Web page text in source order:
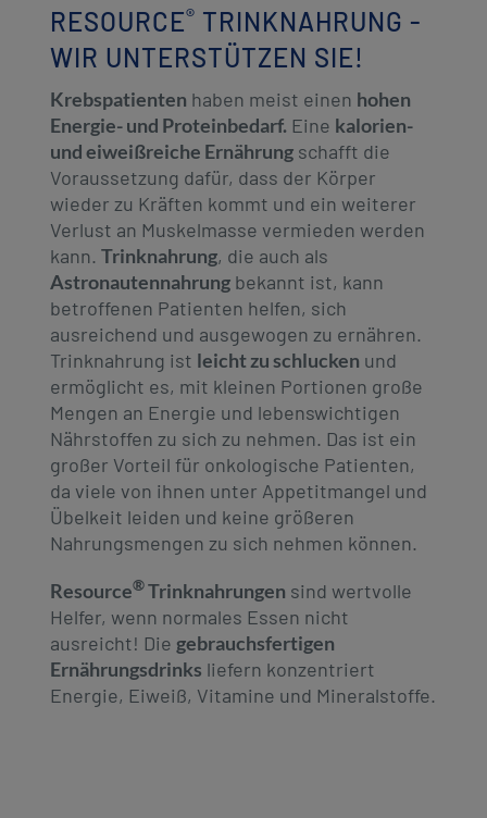
RESOURCE® TRINKNAHRUNG -
WIR UNTERSTÜTZEN SIE!
Krebspatienten haben meist einen hohen
Energie- und Proteinbedarf.Eine kalorien-
und eiweißreiche Ernährungschafft die
Voraussetzung dafür, dass der Körper
wieder zu Kräften kommt und ein weiterer
Verlust an Muskelmasse vermieden werden
kann. Trinknahrung, die auch als
Astronautennahrungbekannt ist, kann
betroffenen Patienten helfen, sich
ausreichend und ausgewogen zu ernähren.
Trinknahrung ist leicht zu schlucken und
ermöglicht es, mit kleinen Portionen große
Mengen an Energie und lebenswichtigen
Nährstoffen zu sich zu nehmen. Das ist ein
großer Vorteil für onkologische Patienten,
da viele von ihnen unter Appetitmangel und
Übelkeit leiden und keine größeren
Nahrungsmengen zu sich nehmen können.
Resource®Trinknahrungen sind wertvolle
Helfer, wenn normales Essen nicht
ausreicht! Die gebrauchsfertigen
Ernährungsdrinks liefern konzentriert
Energie, Eiweiß, Vitamine und Mineralstoffe.